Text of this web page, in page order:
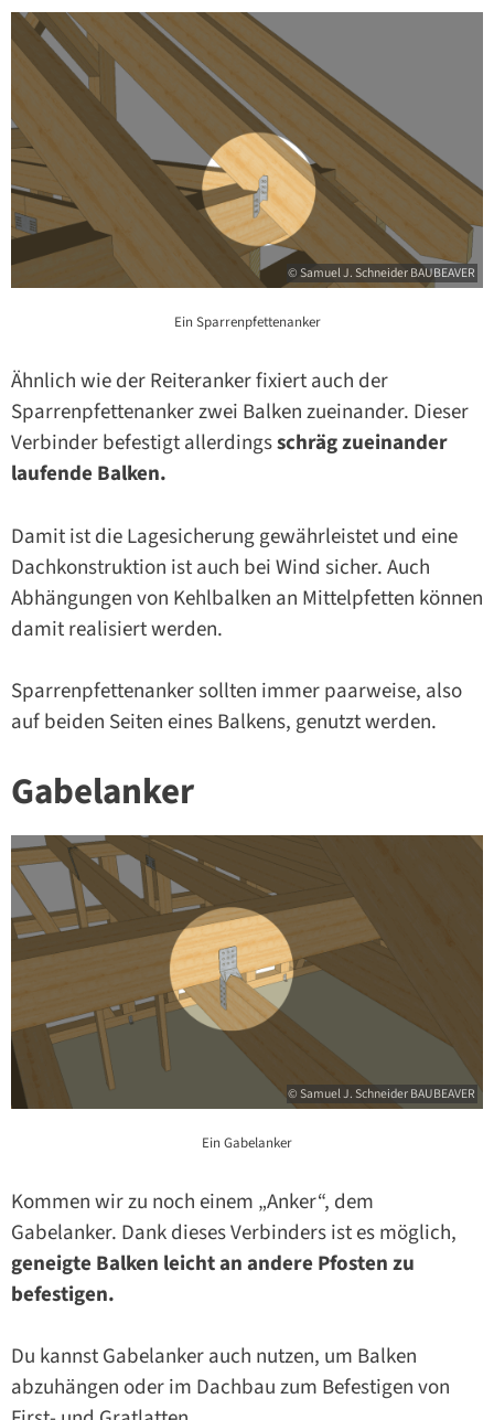
© Samuel J. Schneider BAUBEAVER
Ein Sparrenpfettenanker
Ähnlich wie der Reiteranker fixiert auch der
Sparrenpfettenanker zwei Balken zueinander. Dieser
Verbinder befestigt allerdingsschräg zueinander
laufende Balken.
Damit ist die Lagesicherung gewährleistet und eine
Dachkonstruktion ist auch bei Wind sicher. Auch
Abhängungen von Kehlbalken an Mittelpfetten können
damit realisiert werden.
Sparrenpfettenanker sollten immer paarweise, also
auf beiden Seiten eines Balkens, genutzt werden.
Gabelanker
© Samuel J. Schneider BAUBEAVER
Ein Gabelanker
Kommen wir zu noch einem „Anker“, dem
Gabelanker. Dank dieses Verbinders ist es möglich,
geneigte Balken leicht an andere Pfosten zu
befestigen.
Du kannst Gabelanker auch nutzen, um Balken
abzuhängen oder im Dachbau zum Befestigen von